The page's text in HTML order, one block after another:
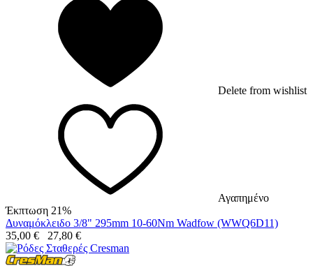
Delete from wishlist
Αγαπημένο
Έκπτωση 21%
Δυναμόκλειδο 3/8" 295mm 10-60Nm Wadfow (WWQ6D11)
35,00 € 27,80 €